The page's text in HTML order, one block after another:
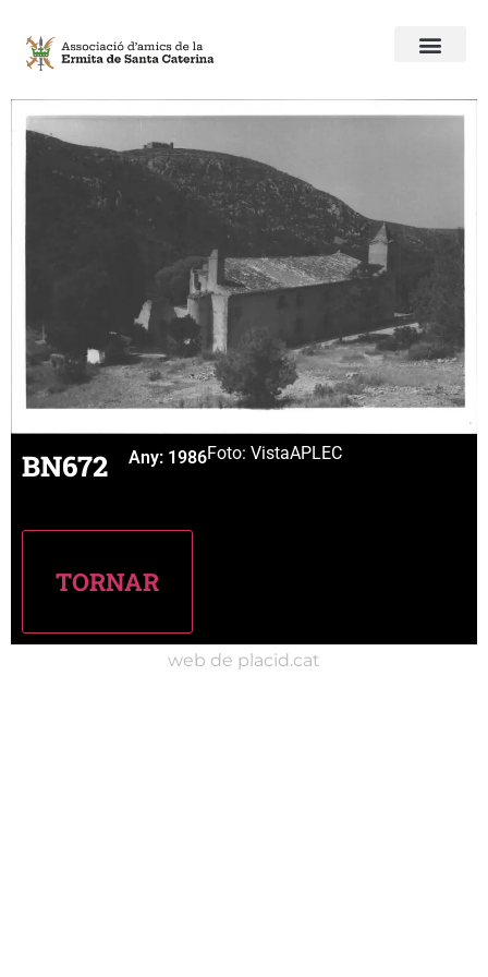
BN672 Any: 1986Foto: VistaAPLEC
web de placid.cat